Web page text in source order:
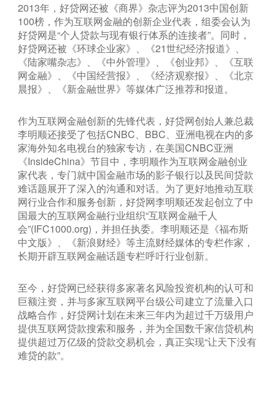
2013年，好贷网还被《商界》杂志评为2013中国创新
100榜，作为互联网金融的创新企业代表，组委会认为
好贷网是“个人贷款与现有银行体系的连接者”。同时，
好贷网还被《环球企业家》、《21世纪经济报道》、
《陆家嘴杂志》、《中外管理》、《创业邦》、《互联
网金融》、《中国经营报》、《经济观察报》、《北京
晨报》、《新金融世界》等媒体广泛推荐和报道。
作为互联网金融创新的先锋代表，好贷网创始人兼总裁
李明顺还接受了包括CNBC、BBC、亚洲电视在内的多
家海外知名电视台的独家专访，在美国CNBC亚洲
《InsideChina》节目中，李明顺作为互联网金融创业
家代表，专门就中国金融市场的影子银行以及民间贷款
难话题展开了深入的沟通和对话。为了更好地推动互联
网行业合作和服务创新，好贷网李明顺还发起创立了中
国最大的互联网金融行业组织“互联网金融千人
会”(IFC1000.org)，并担任执委。李明顺还是《福布斯
中文版》、《新浪财经》等主流财经媒体的专栏作家，
长期开辟互联网金融话题专栏呼吁行业创新。
至今，好贷网已经获得多家著名风险投资机构的认可和
巨额注资，并与多家互联网平台级公司建立了流量入口
战略合作，好贷网计划在未来三年内为超过千万级用户
提供互联网贷款搜索和服务，并为全国数千家信贷机构
提供超过万亿级的贷款交易机会，真正实现“让天下没有
难贷的款”。